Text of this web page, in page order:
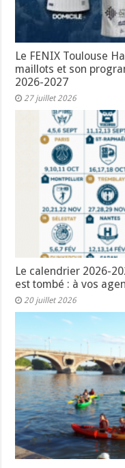
Le FENIX Toulouse
maillots et son
2026-2027
27 juillet 2026
Le calendrier 2026-
est tombé : à vos
20 juillet 2026